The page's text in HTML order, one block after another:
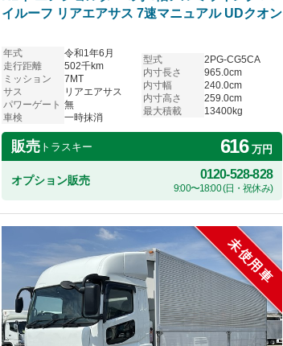
イルーフ リアエアサス 7速マニュアル UDクオン
年式
令和1年6月
走行距離
502千km
ミッション
7MT
サス
リアエアサス
パワーゲート 無
車検
一時抹消
型式
2PG-CG5CA
内寸長さ
965.0cm
内寸幅
240.0cm
内寸高さ
259.0cm
最大積載
13400kg
販売トラスキー 616万円
オプション販売 0120-528-828
9:00〜18:00 (日・祝休み)
未使用車